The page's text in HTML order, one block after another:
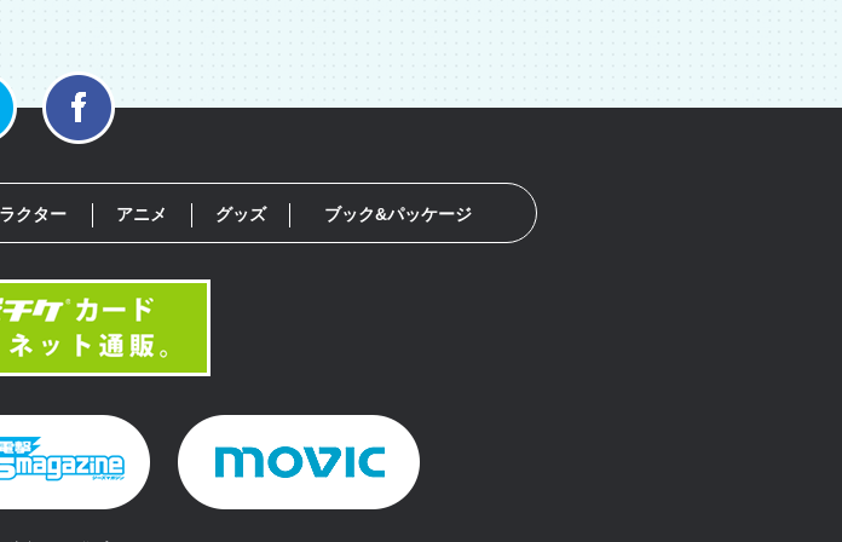
クター アニメ グッズ ブック&パッケージ